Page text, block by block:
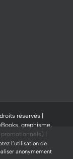
réservés |
graphisme,
|
l’utilisation de
anonymement